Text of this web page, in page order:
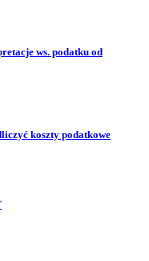
ws. podatku od
koszty podatkowe